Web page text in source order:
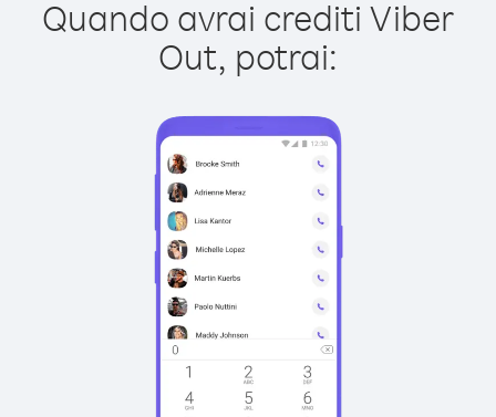
Quando avrai crediti Viber
Out, potrai: